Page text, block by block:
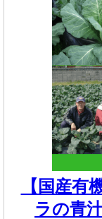
【国産有
ラの青